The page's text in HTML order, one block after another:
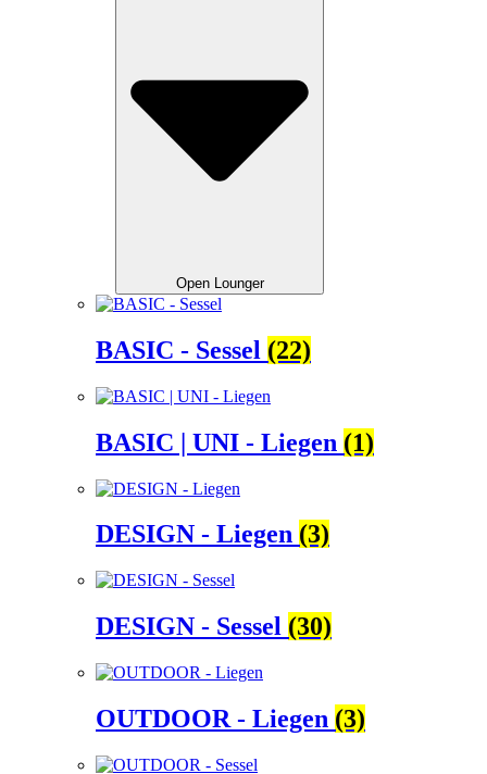
Open Lounger
BASIC - Sessel (22)
BASIC | UNI - Liegen (1)
DESIGN - Liegen (3)
DESIGN - Sessel (30)
OUTDOOR - Liegen (3)